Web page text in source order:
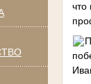
что